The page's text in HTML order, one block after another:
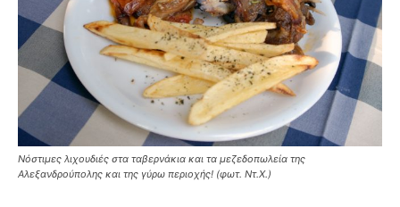
Νόστιμες λιχουδιές στα ταβερνάκια και τα μεζεδοπωλεία της
Αλεξανδρούπολης και της γύρω περιοχής! (φωτ. Ντ.Χ.)